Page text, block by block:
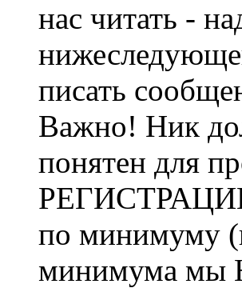
нас читать -
писать
Важно! Ник
понятен для
РЕГИСТРАЦИИ
по минимуму
минимума мы